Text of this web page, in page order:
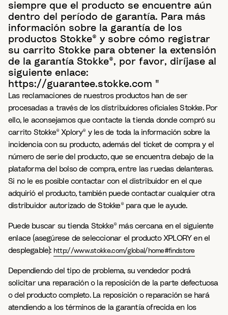
siempre que el producto se encuentre aún
dentro del período de garantía. Para más
información sobre la garantía de los
productos Stokke® y sobre cómo registrar
su carrito Stokke para obtener la extensión
de la garantía Stokke®, por favor, diríjase al
siguiente enlace:
https://guarantee.stokke.com "
Las reclamaciones de nuestros productos han de ser
procesadas a través de los distribuidores oficiales Stokke. Por
ello, le aconsejamos que contacte la tienda donde compró su
carrito Stokke® Xplory® y les de toda la información sobre la
incidencia con su producto, además del ticket de compra y el
número de serie del producto, que se encuentra debajo de la
plataforma del bolso de compra, entre las ruedas delanteras.
Si no le es posible contactar con el distribuidor en el que
adquirió el producto, también puede contactar cualquier otra
distribuidor autorizado de Stokke® para que le ayude.
Puede buscar su tienda Stokke® más cercana en el siguiente
enlace (asegúrese de seleccionar el producto XPLORY en el
desplegable): http://www.stokke.com/global/home#findstore
Dependiendo del tipo de problema, su vendedor podrá
solicitar una reparación o la reposición de la parte defectuosa
o del producto completo. La reposición o reparación se hará
atendiendo a los términos de la garantía ofrecida en los